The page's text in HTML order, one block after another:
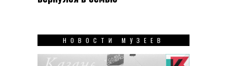
НОВОСТИ МУЗЕЕВ